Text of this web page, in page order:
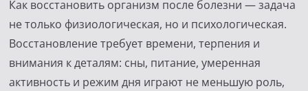
Как восстановить организм после болезни — задача
не только физиологическая, но и психологическая.
Восстановление требует времени, терпения и
внимания к деталям: сны, питание, умеренная
активность и режим дня играют не меньшую роль,